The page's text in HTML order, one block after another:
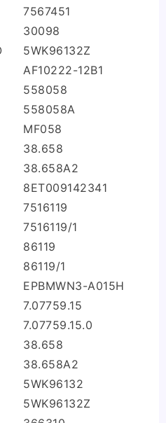
7567451
30098
5WK96132Z
AF10222-12B1
558058
558058A
MF058
38.658
38.658A2
8ET009142341
7516119
7516119/1
86119
86119/1
EPBMWN3-A015H
7.07759.15
7.07759.15.0
38.658
38.658A2
5WK96132
5WK96132Z